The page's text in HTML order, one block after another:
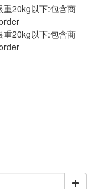
重20kg以下:包含商
重20kg以下:包含商